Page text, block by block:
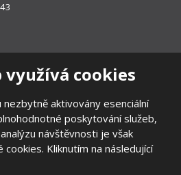
využívá cookies
aktivovány esenciální
poskytování služeb,
návštěvnosti je však
Kliknutím na následující